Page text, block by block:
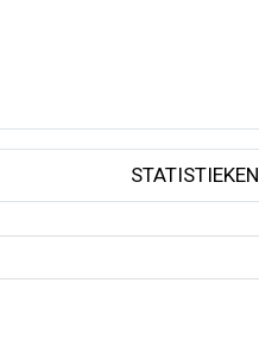
STATISTIEKEN